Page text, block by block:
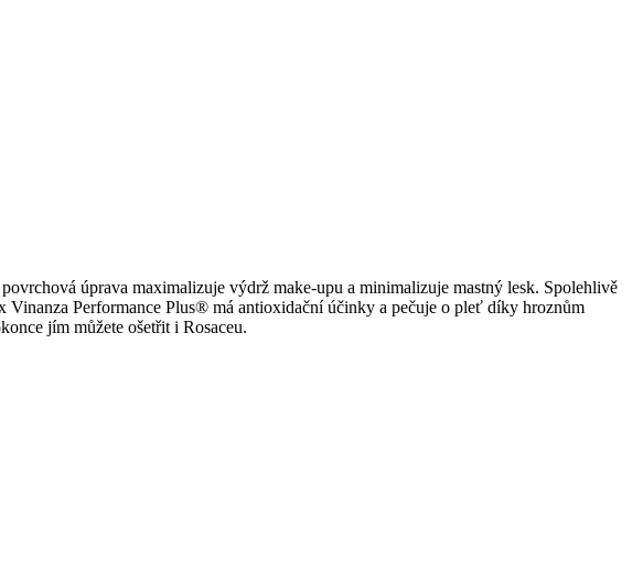
úprava maximalizuje výdrž make-upu a minimalizuje mastný lesk. Spolehlivě
Performance Plus® má antioxidační účinky a pečuje o pleť díky hroznům
jím můžete ošetřit i Rosaceu.